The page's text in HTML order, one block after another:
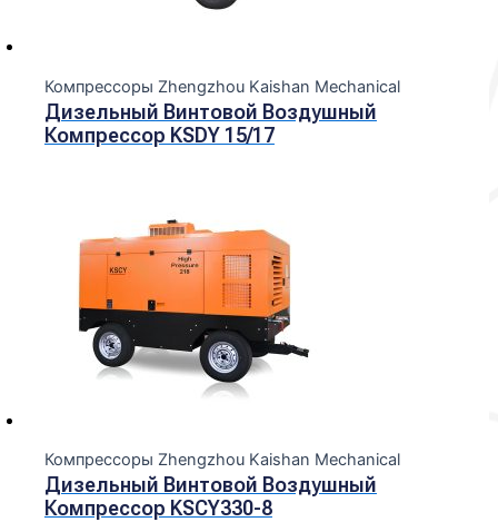
Компрессоры Zhengzhou Kaishan Mechanical
Дизельный Винтовой Воздушный
Компрессор KSDY 15/17
Компрессоры Zhengzhou Kaishan Mechanical
Дизельный Винтовой Воздушный
Компрессор KSCY330-8